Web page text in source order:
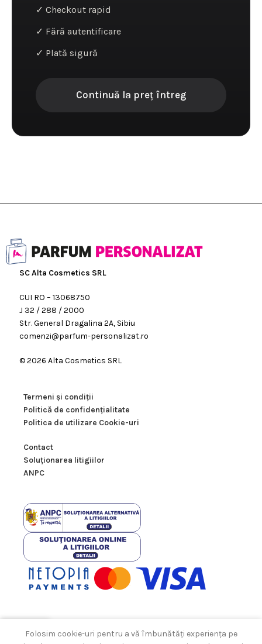
✓ Checkout rapid
✓ Fără autentificare
✓ Plată sigură
Continuă la preț întreg
SC Alta Cosmetics SRL
CUI RO – 13068750
J 32 / 288 / 2000
Str. General Dragalina 2A, Sibiu
comenzi@parfum-personalizat.ro
© 2026 Alta Cosmetics SRL
Termeni şi condiţii
Politică de confidenţialitate
Politica de utilizare Cookie-uri
Contact
Soluţionarea litigiilor
ANPC
Folosim cookie-uri pentru a vă îmbunătăți experiența pe
Open